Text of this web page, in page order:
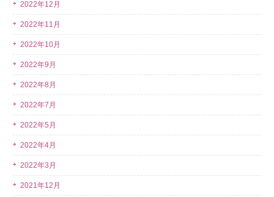
2022年12月
2022年11月
2022年10月
2022年9月
2022年8月
2022年7月
2022年5月
2022年4月
2022年3月
2021年12月